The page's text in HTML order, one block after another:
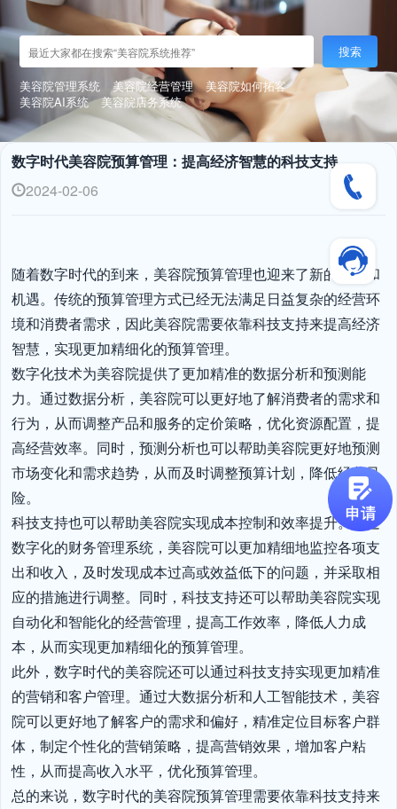
搜索
美容院管理系统 美容院经营管理
美容院如何拓客
美容院AI系统
美容院店务系统
数字时代美容院预算管理：提高经济智慧的科技支持
2024-02-06
随着数字时代的到来，美容院预算管理也迎来了新的挑战和
机遇。传统的预算管理方式已经无法满足日益复杂的经营环
境和消费者需求，因此美容院需要依靠科技支持来提高经济
智慧，实现更加精细化的预算管理。
数字化技术为美容院提供了更加精准的数据分析和预测能
力。通过数据分析，美容院可以更好地了解消费者的需求和
行为，从而调整产品和服务的定价策略，优化资源配置，提
高经营效率。同时，预测分析也可以帮助美容院更好地预测
市场变化和需求趋势，从而及时调整预算计划，降低经营风
险。
科技支持也可以帮助美容院实现成本控制和效率提升。通过
数字化的财务管理系统，美容院可以更加精细地监控各项支
出和收入，及时发现成本过高或效益低下的问题，并采取相
应的措施进行调整。同时，科技支持还可以帮助美容院实现
自动化和智能化的经营管理，提高工作效率，降低人力成
本，从而实现更加精细化的预算管理。
此外，数字时代的美容院还可以通过科技支持实现更加精准
的营销和客户管理。通过大数据分析和人工智能技术，美容
院可以更好地了解客户的需求和偏好，精准定位目标客户群
体，制定个性化的营销策略，提高营销效果，增加客户粘
性，从而提高收入水平，优化预算管理。
总的来说，数字时代的美容院预算管理需要依靠科技支持来